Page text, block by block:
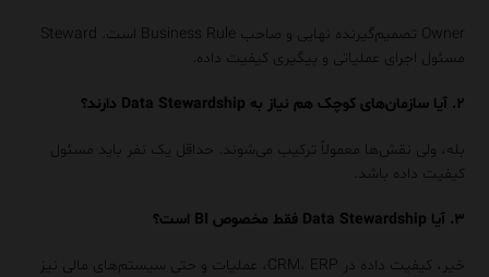
Owner تصمیم‌گیرنده نهایی و صاحب Business Rule است. Steward
مسئول اجرای عملیاتی و پیگیری کیفیت داده.
۲. آیا سازمان‌های کوچک هم نیاز به Data Stewardship دارند؟
بله، ولی نقش‌ها معمولاً ترکیب می‌شوند. حداقل یک نفر باید مسئول
کیفیت داده باشد.
۳. آیا Data Stewardship فقط مخصوص BI است؟
خیر، کیفیت داده در CRM، ERP، عملیات و حتی سیستم‌های مالی نیز